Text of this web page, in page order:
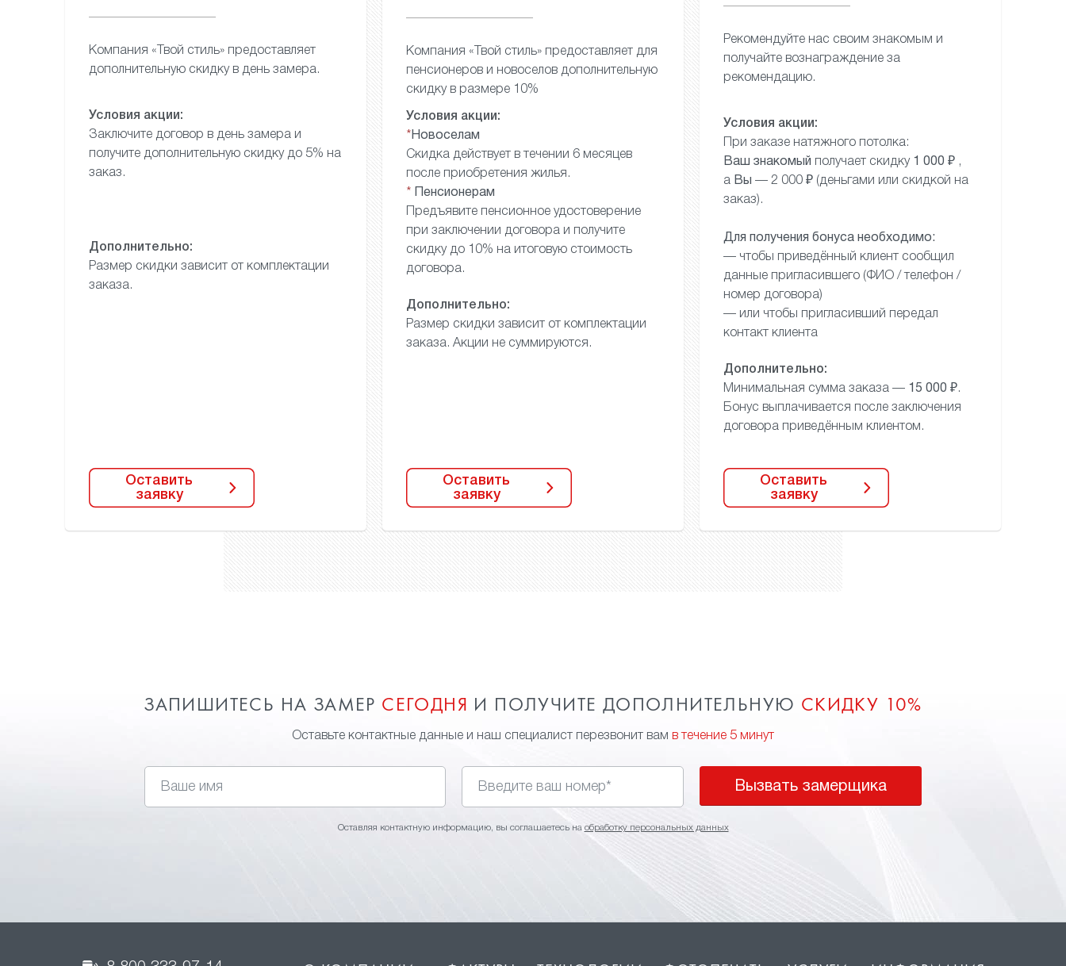
Компания «Твой стиль» предоставляет
дополнительную скидку в день замера.
Условия акции:
Заключите договор в день замера и
получите дополнительную скидку до 5% на
заказ.
Дополнительно:
Размер скидки зависит от комплектации
заказа.
Оставить
заявку
Компания «Твой стиль» предоставляет для
пенсионеров и новоселов дополнительную
скидку в размере 10%
Условия акции:
* Новоселам
Скидка действует в течении 6 месяцев
после приобретения жилья.
*
Пенсионерам
Предъявите пенсионное удостоверение
при заключении договора и получите
скидкудо 10% на итоговую стоимость
договора.
Дополнительно:
Размер скидки зависит от комплектации
заказа. Акции не суммируются.
Оставить
заявку
Рекомендуйте нас своим знакомым и
получайте вознаграждение за
рекомендацию.
Условия акции:
При заказе натяжного потолка:
Ваш знакомый получает скидку 1 000 ₽ ,
а Вы — 2 000 ₽ (деньгами или скидкой на
заказ).
Для получения бонуса необходимо:
— чтобы приведённый клиент сообщил
данные пригласившего (ФИО / телефон /
номер договора)
— или чтобы пригласивший передал
контакт клиента
Дополнительно:
Минимальная сумма заказа — 15 000 ₽.
Бонус выплачивается после заключения
договора приведённым клиентом.
Оставить
заявку
ЗАПИШИТЕСЬ НА ЗАМЕР СЕГОДНЯ И ПОЛУЧИТЕ ДОПОЛНИТЕЛЬНУЮ СКИДКУ 10%
Оставьте контактные данные и наш специалист перезвонит вам в течение 5 минут
Вызвать замерщика
Оставляя контактную информацию, вы соглашаетесь на обработку персональных данных